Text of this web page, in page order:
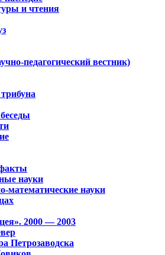
и чтения
педагогический вестник)
науки
математические науки
2000 — 2003
Петрозаводска